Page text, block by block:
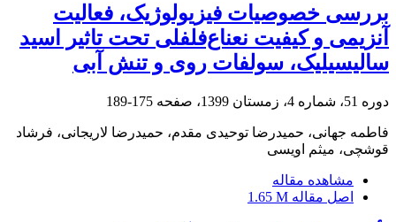
بررسی خصوصیات فیزیولوژیک، فعالیت
آنزیمی و کیفیت نعناع‌فلفلی تحت تاثیر اسید
سالیسیلیک، سولفات روی و تنش آبی
دوره 51، شماره 4، زمستان 1399، صفحه 175-189
فاطمه جهانی، حمیدرضا توحیدی مقدم، حمیدرضا لاریجانی، فرشاد
قوشچی، میثم اویسی
مشاهده مقاله
اصل مقاله 1.65 M